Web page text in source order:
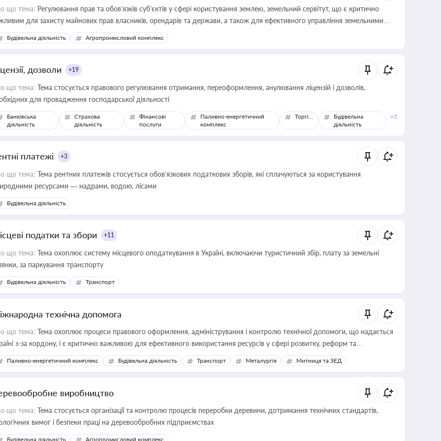
що тема: Регулювання прав та обов’язків суб’єктів у сфері користування землею, земельний сервітут, що є критично
для захисту майнових прав власників, орендарів та держави, а також для ефективного управління земельними
Будівельна діяльність Агропромисловий комплекс
дозволи +19
що тема: Тема стосується правового регулювання отримання, переоформлення, анулювання ліцензій і дозволів,
для провадження господарської діяльності
Банківська
діяльність
Страхова
діяльність
Фінансові
послуги
Паливно-енергетичний
комплекс
Торгівля
Будівельна
діяльність
+2
платежі +3
що тема: Тема рентних платежів стосується обов’язкових податкових зборів, які сплачуються за користування
ресурсами — надрами, водою, лісами
Будівельна діяльність
податки та збори +11
що тема: Тема охоплює систему місцевого оподаткування в Україні, включаючи туристичний збір, плату за земельні
ділянки, за паркування транспорту
Будівельна діяльність Транспорт
технічна допомога
що тема: Тема охоплює процеси правового оформлення, адміністрування і контролю технічної допомоги, що надається
з-за кордону, і є критично важливою для ефективного використання ресурсів у сфері розвитку, реформ та
проєктів
Паливно-енергетичний комплекс Будівельна діяльність Транспорт Металургія Митниця та ЗЕД
виробництво
що тема: Тема стосується організації та контролю процесів переробки деревини, дотримання технічних стандартів,
вимог і безпеки праці на деревообробних підприємствах
Будівельна діяльність Агропромисловий комплекс